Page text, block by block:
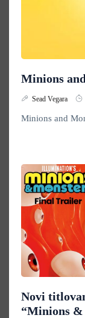
Minions
Sead Vegara
Minions and
Novi
“Minions &